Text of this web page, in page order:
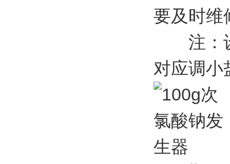
要及时维
注：设
对应调小